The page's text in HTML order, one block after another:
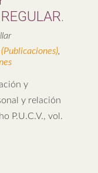
,
y
y relación
P.U.C.V., vol.